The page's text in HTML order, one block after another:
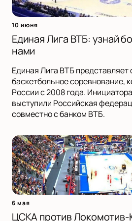
10 июня
Единая Лига ВТБ: узнай
нами
Единая Лига ВТБ представляет
баскетбольное соревнование,
России с 2008 года.
выступили Российская
совместно с банком ВТБ.
6 мая
ЦСКА против Локомотив-